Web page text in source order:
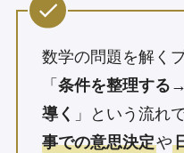
数学の問題を解く
「 条件を整理する →
導く 」という流れ
事での意思決定や